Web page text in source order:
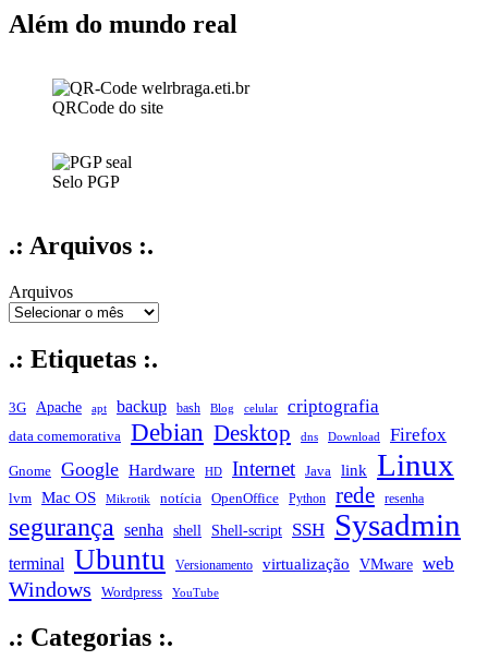
Além do mundo real
QRCode do site
Selo PGP
.: Arquivos :.
Arquivos
.: Etiquetas :.
3G Apache apt backup bash Blog celular criptografia
data comemorativa Debian Desktop dns Download Firefox
Gnome Google Hardware HD Internet Java link Linux
lvm Mac OS Mikrotik notícia OpenOffice Python rede resenha
segurança senha shell Shell-script SSH Sysadmin
terminal Ubuntu Versionamento virtualização VMware web
Windows Wordpress YouTube
.: Categorias :.